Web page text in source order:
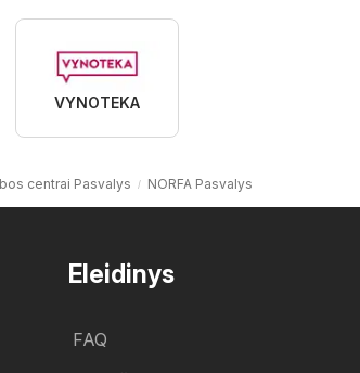
VYNOTEKA
centrai Pasvalys NORFA Pasvalys
Eleidinys
FAQ